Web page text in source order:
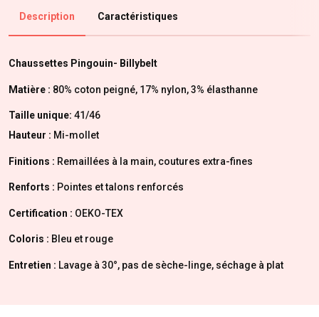
Description Caractéristiques
Chaussettes Pingouin- Billybelt
Matière : 80% coton peigné, 17% nylon, 3% élasthanne
Taille unique: 41/46
Hauteur : Mi-mollet
Finitions : Remaillées à la main, coutures extra-fines
Renforts : Pointes et talons renforcés
Certification : OEKO-TEX
Coloris : Bleu et rouge
Entretien : Lavage à 30°, pas de sèche-linge, séchage à plat